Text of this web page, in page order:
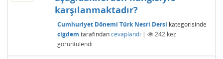
karşılanmaktadır?
Cumhuriyet Dönemi Türk Nesri Dersi kategorisinde
cigdem tarafından cevaplandı | 242kez
görüntülendi